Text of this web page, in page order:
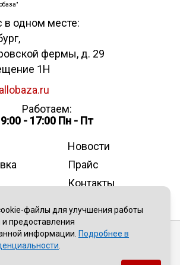
в одном месте:
,
фермы, д. 29
1Н
Работаем:
9:00 - 17:00 Пн - Пт
Новости
Прайс
Контакты
файлы для улучшения работы
и предоставления
информации. Подробнее в